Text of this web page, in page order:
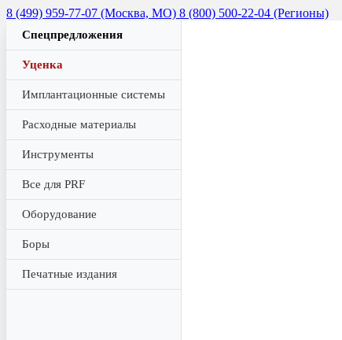
8 (499) 959-77-07 (Москва, МО) 8 (800) 500-22-04 (Регионы)
Спецпредложения
Уценка
Имплантационные системы
Расходные материалы
Инструменты
Все для PRF
Оборудование
Боры
Печатные издания